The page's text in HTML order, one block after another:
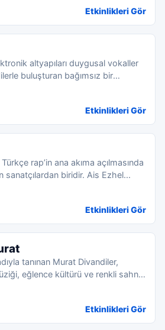
Etkinlikleri Gör
altyapıları duygusal vokaller
buluşturan bağımsız bir
Etkinlikleri Gör
rap’in ana akıma açılmasında
sanatçılardan biridir. Ais Ezhel...
Etkinlikleri Gör
tanınan Murat Divandiler,
eğlence kültürü ve renkli sahne
Etkinlikleri Gör